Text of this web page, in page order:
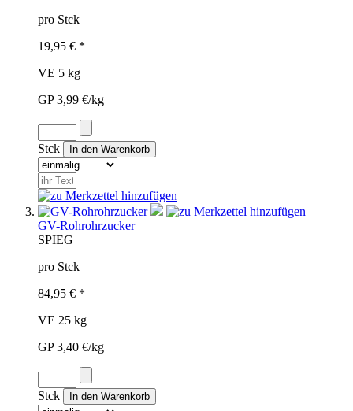
pro Stck
19,95 € *
VE 5 kg
GP 3,99 €/kg
Stck
GV-Rohrohrzucker
SPIEG
pro Stck
84,95 € *
VE 25 kg
GP 3,40 €/kg
Stck